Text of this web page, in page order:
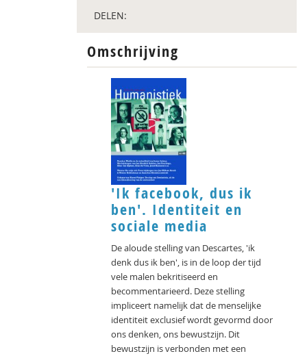
DELEN:
Omschrijving
'Ik facebook, dus ik
ben'. Identiteit en
sociale media
De aloude stelling van Descartes, 'ik
denk dus ik ben', is in de loop der tijd
vele malen bekritiseerd en
becommentarieerd. Deze stelling
impliceert namelijk dat de menselijke
identiteit exclusief wordt gevormd door
ons denken, ons bewustzijn. Dit
bewustzijn is verbonden met een